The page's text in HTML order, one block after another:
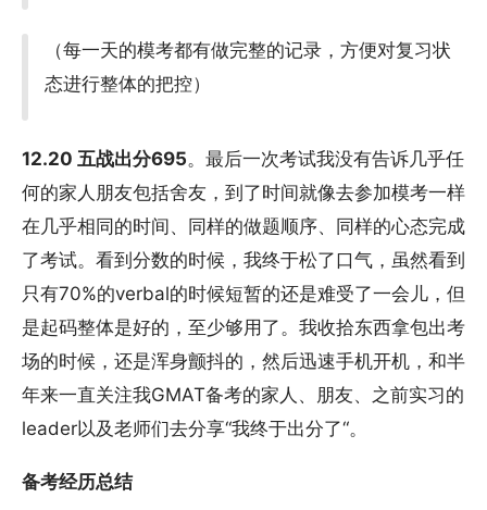
（每一天的模考都有做完整的记录，方便对复习状
态进行整体的把控）
12.20 五战出分695。最后一次考试我没有告诉几乎任
何的家人朋友包括舍友，到了时间就像去参加模考一样
在几乎相同的时间、同样的做题顺序、同样的心态完成
了考试。看到分数的时候，我终于松了口气，虽然看到
只有70%的verbal的时候短暂的还是难受了一会儿，但
是起码整体是好的，至少够用了。我收拾东西拿包出考
场的时候，还是浑身颤抖的，然后迅速手机开机，和半
年来一直关注我GMAT备考的家人、朋友、之前实习的
leader以及老师们去分享“我终于出分了“。
备考经历总结